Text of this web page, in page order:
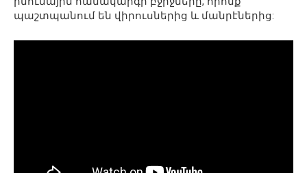
պաշտպանում են վիրուսներից և մանրէներից: